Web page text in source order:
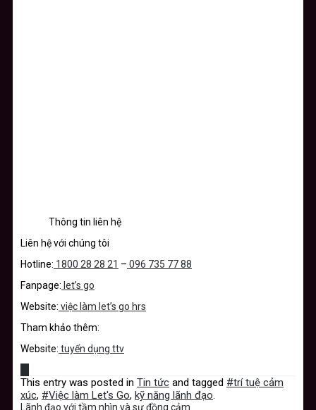
Thông tin liên hệ
Liên hệ với chúng tôi
Hotline: 1800 28 28 21 – 096 735 77 88
Fanpage: let’s go
Website: việc làm let’s go hrs
Tham khảo thêm:
Website: tuyển dụng ttv
This entry was posted in Tin tức and tagged #trí tuệ cảm
xúc, #Việc làm Let's Go, kỹ năng lãnh đạo.
Lãnh đạo với tầm nhìn và sự đồng cảm